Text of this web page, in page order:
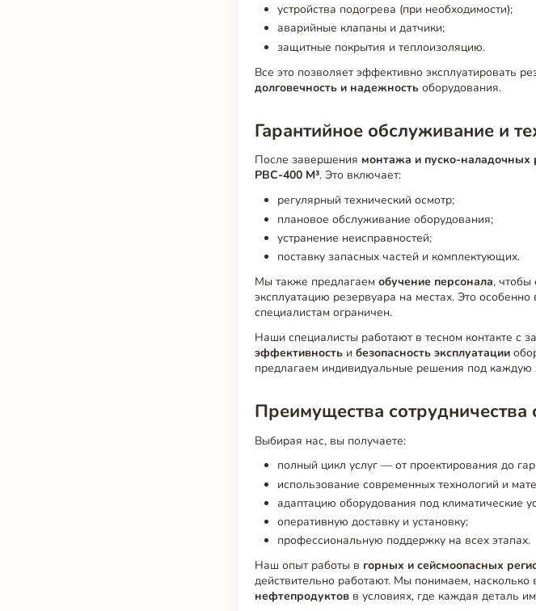
устройства подогрева (при необходимости);
аварийные клапаны и датчики;
защитные покрытия и теплоизоляцию.
Все это позволяет эффективно эксплуатировать
долговечность и надежность оборудования.
Гарантийное обслуживание и
После завершения монтажа и пуско-наладочных
РВС-400 М³. Это включает:
регулярный технический осмотр;
плановое обслуживание оборудования;
устранение неисправностей;
поставку запасных частей и комплектующих.
Мы также предлагаемобучение персонала, чтобы
эксплуатацию резервуара на местах. Это
специалистам ограничен.
Наши специалисты работают в тесном контакте с
эффективность ибезопасность эксплуатации
предлагаем индивидуальные решения под каждую
Преимущества сотрудничества
Выбирая нас, вы получаете:
полный цикл услуг — от проектирования до
использование современных технологий и
адаптацию оборудования под климатические
оперативную доставку и установку;
профессиональную поддержку на всех этапах.
Наш опыт работы в горных и сейсмоопасных
действительно работают. Мы понимаем, насколько
нефтепродуктов в условиях, где каждая деталь